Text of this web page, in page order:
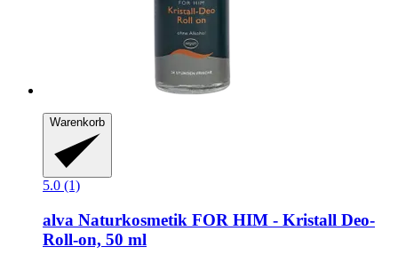
Warenkorb
5.0 (1)
alva Naturkosmetik FOR HIM -​ Kristall Deo-​
Roll-​on, 50 ml